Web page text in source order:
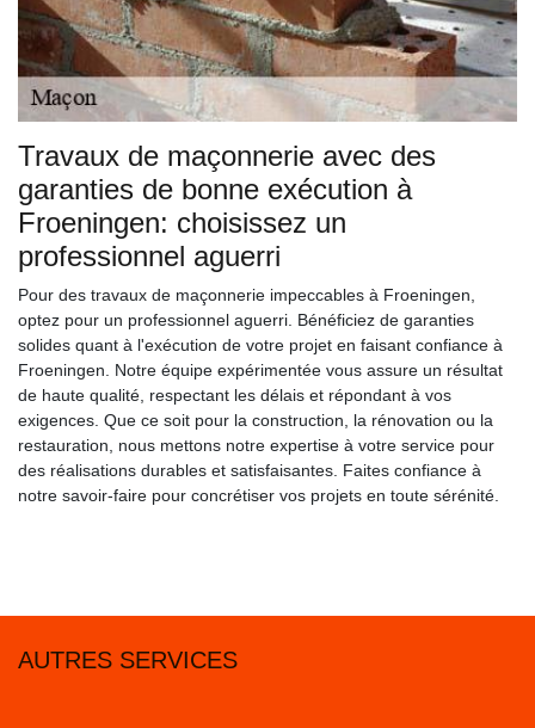
Travaux de maçonnerie avec des
garanties de bonne exécution à
Froeningen: choisissez un
professionnel aguerri
Pour des travaux de maçonnerie impeccables à Froeningen,
optez pour un professionnel aguerri. Bénéficiez de garanties
solides quant à l'exécution de votre projet en faisant confiance à
Froeningen. Notre équipe expérimentée vous assure un résultat
de haute qualité, respectant les délais et répondant à vos
exigences. Que ce soit pour la construction, la rénovation ou la
restauration, nous mettons notre expertise à votre service pour
des réalisations durables et satisfaisantes. Faites confiance à
notre savoir-faire pour concrétiser vos projets en toute sérénité.
AUTRES SERVICES